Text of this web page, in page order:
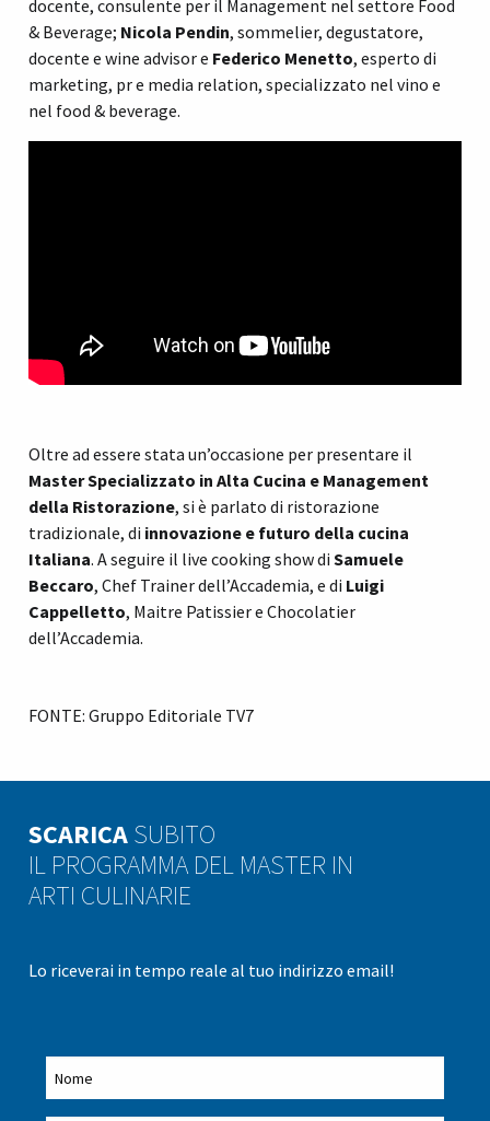
docente, consulente per il Management nel settore Food
& Beverage; Nicola Pendin, sommelier, degustatore,
docente e wine advisor e Federico Menetto, esperto di
marketing, pr e media relation, specializzato nel vino e
nel food & beverage.
Oltre ad essere stata un’occasione per presentare il
MasterSpecializzato in Alta Cucina e Management
della Ristorazione, si è parlato di ristorazione
tradizionale, di innovazione e futuro della cucina
Italiana. A seguire il live cooking show di Samuele
Beccaro, Chef Trainer dell’Accademia, e di Luigi
Cappelletto, Maitre Patissier e Chocolatier
dell’Accademia.
FONTE: Gruppo Editoriale TV7
SCARICASUBITO
IL PROGRAMMA DEL MASTER IN
ARTI CULINARIE
Lo riceverai in tempo reale al tuo indirizzo email!